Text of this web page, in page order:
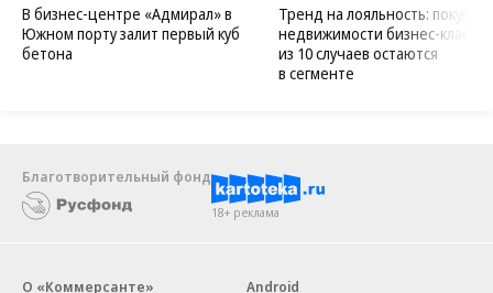
В бизнес-центре «Адмирал» в
Южном порту залит первый куб
бетона
Тренд на лояльность:
недвижимости бизнес-класса
из 10 случаев остаются
в сегменте
Благотворительный фонд
18+ реклама
О «Коммерсанте»
Android